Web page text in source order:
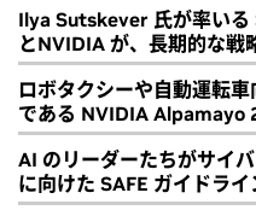
Ilya Sutskever 氏が率い
とNVIDIA が、長期的な戦
ロボタクシーや自動運転
である NVIDIA Alpamayo
AI のリーダーたちがサイ
に向けた SAFE ガイドラ